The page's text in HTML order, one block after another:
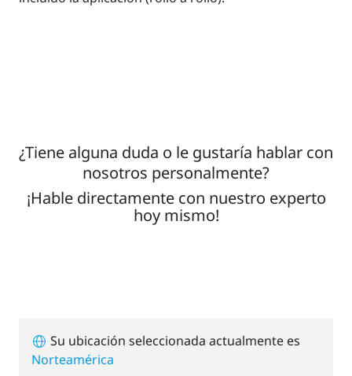
¿Tiene alguna duda o le gustaría hablar con
nosotros personalmente?
¡Hable directamente con nuestro experto
hoy mismo!
Su ubicación seleccionada actualmente es
Norteamérica